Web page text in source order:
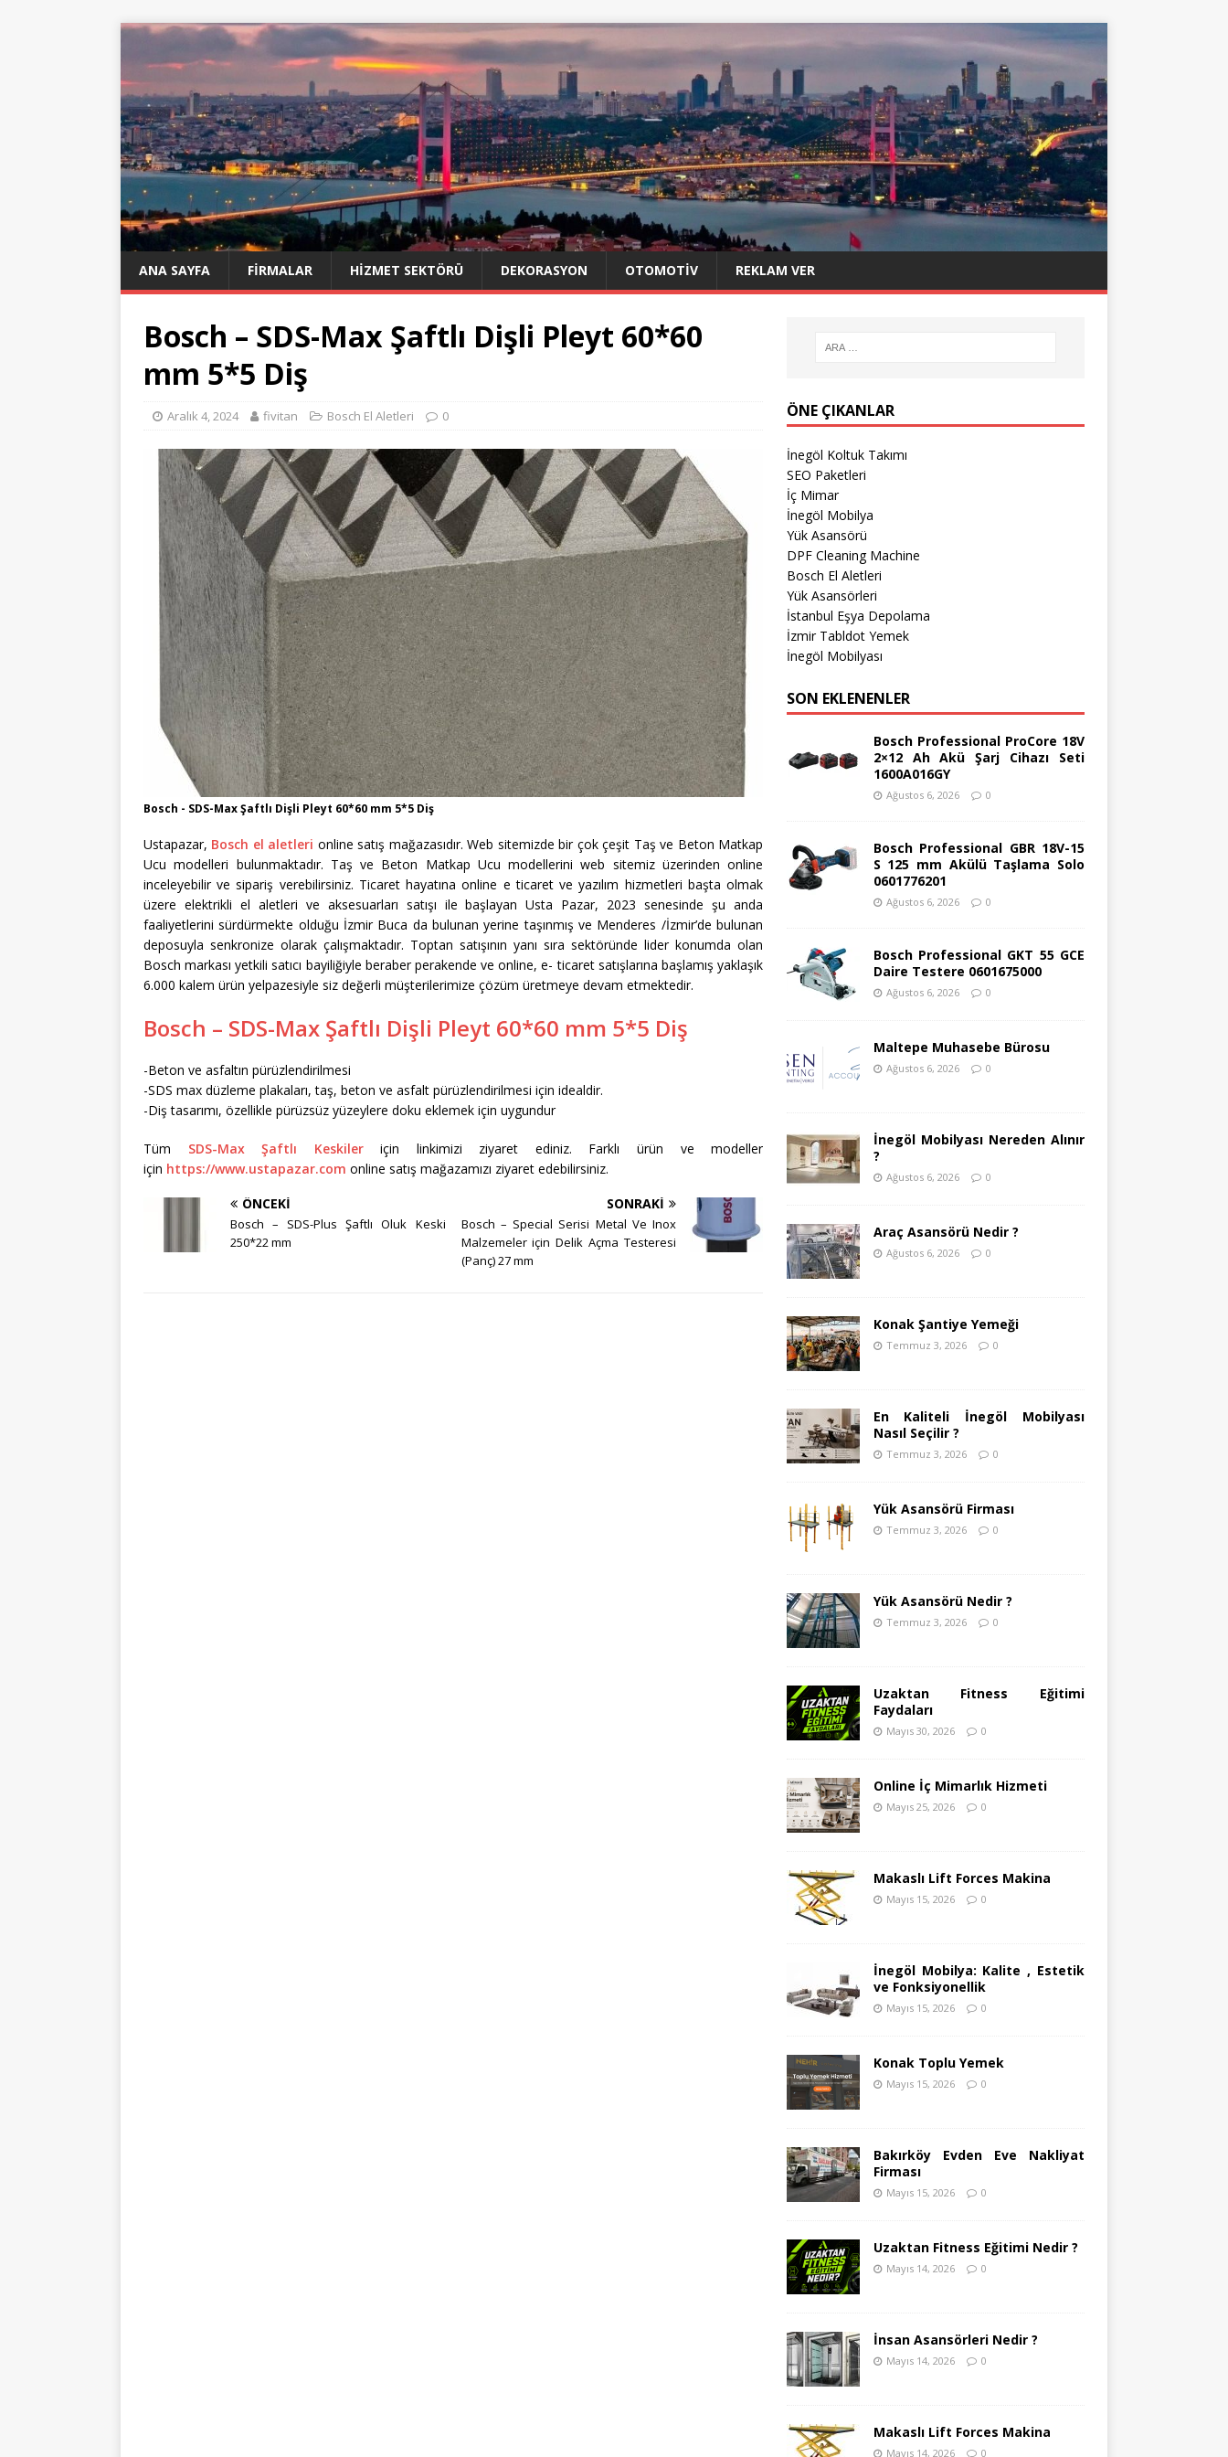
ANA SAYFA FIRMALAR HIZMET SEKTÖRÜ DEKORASYON OTOMOTIV REKLAM VER
Bosch – SDS-Max Şaftlı Dişli Pleyt 60*60
mm 5*5 Diş
Aralık 4, 2024 fivitan Bosch El Aletleri 0
Bosch - SDS-Max Şaftlı Dişli Pleyt 60*60 mm 5*5 Diş
Ustapazar, Bosch el aletleri online satış mağazasıdır. Web sitemizde bir çok çeşit Taş ve Beton Matkap
Ucu modelleri bulunmaktadır. Taş ve Beton Matkap Ucu modellerini web sitemiz üzerinden online
inceleyebilir ve sipariş verebilirsiniz. Ticaret hayatına online e ticaret ve yazılım hizmetleri başta olmak
üzere elektrikli el aletleri ve aksesuarları satışı ile başlayan Usta Pazar, 2023 senesinde şu anda
faaliyetlerini sürdürmekte olduğu İzmir Buca da bulunan yerine taşınmış ve Menderes /İzmir’de bulunan
deposuyla senkronize olarak çalışmaktadır. Toptan satışının yanı sıra sektöründe lider konumda olan
Bosch markası yetkili satıcı bayiliğiyle beraber perakende ve online, e- ticaret satışlarına başlamış yaklaşık
6.000 kalem ürün yelpazesiyle siz değerli müşterilerimize çözüm üretmeye devam etmektedir.
Bosch – SDS-Max Şaftlı Dişli Pleyt 60*60 mm 5*5 Diş
-Beton ve asfaltın pürüzlendirilmesi
-SDS max düzleme plakaları, taş, beton ve asfalt pürüzlendirilmesi için idealdir.
-Diş tasarımı, özellikle pürüzsüz yüzeylere doku eklemek için uygundur
Tüm SDS-Max Şaftlı Keskileriçin linkimizi ziyaret ediniz. Farklı ürün ve modeller
için https://www.ustapazar.com online satış mağazamızı ziyaret edebilirsiniz.
ÖNCEKI
Bosch – SDS-Plus Şaftlı Oluk Keski
250*22 mm
SONRAKI
Bosch – Special Serisi Metal Ve Inox
Malzemeler için Delik Açma Testeresi
(Panç) 27 mm
ÖNE ÇIKANLAR
İnegöl Koltuk Takımı
SEO Paketleri
İç Mimar
İnegöl Mobilya
Yük Asansörü
DPF Cleaning Machine
Bosch El Aletleri
Yük Asansörleri
İstanbul Eşya Depolama
İzmir Tabldot Yemek
İnegöl Mobilyası
SON EKLENENLER
Bosch Professional ProCore 18V
2×12 Ah Akü Şarj Cihazı Seti
1600A016GY
Ağustos 6, 2026 0
Bosch Professional GBR 18V-15
S 125 mm Akülü Taşlama Solo
0601776201
Ağustos 6, 2026 0
Bosch Professional GKT 55 GCE
Daire Testere 0601675000
Ağustos 6, 2026 0
Maltepe Muhasebe Bürosu
Ağustos 6, 2026 0
İnegöl Mobilyası Nereden Alınır
?
Ağustos 6, 2026 0
Araç Asansörü Nedir ?
Ağustos 6, 2026 0
Konak Şantiye Yemeği
Temmuz 3, 2026 0
En Kaliteli İnegöl Mobilyası
Nasıl Seçilir ?
Temmuz 3, 2026 0
Yük Asansörü Firması
Temmuz 3, 2026 0
Yük Asansörü Nedir ?
Temmuz 3, 2026 0
Uzaktan Fitness Eğitimi
Faydaları
Mayıs 30, 2026 0
Online İç Mimarlık Hizmeti
Mayıs 25, 2026 0
Makaslı Lift Forces Makina
Mayıs 15, 2026 0
İnegöl Mobilya: Kalite , Estetik
ve Fonksiyonellik
Mayıs 15, 2026 0
Konak Toplu Yemek
Mayıs 15, 2026 0
Bakırköy Evden Eve Nakliyat
Firması
Mayıs 15, 2026 0
Uzaktan Fitness Eğitimi Nedir ?
Mayıs 14, 2026 0
İnsan Asansörleri Nedir ?
Mayıs 14, 2026 0
Makaslı Lift Forces Makina
Mayıs 14, 2026 0